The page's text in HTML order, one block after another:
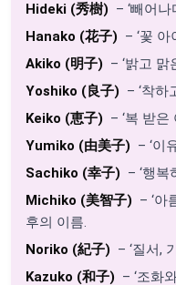
Hideki (秀樹) – ‘빼어나
Hanako (花子) – ‘꽃
Akiko (明子) – ‘밝고 맑
Yoshiko (良子) – ‘착하
Keiko (恵子) – ‘복 받은
Yumiko (由美子) – ‘이
Sachiko (幸子) – ‘행복
Michiko (美智子) – ‘아
후의 이름.
Noriko (紀子) – ‘질서,
Kazuko (和子) – ‘조화